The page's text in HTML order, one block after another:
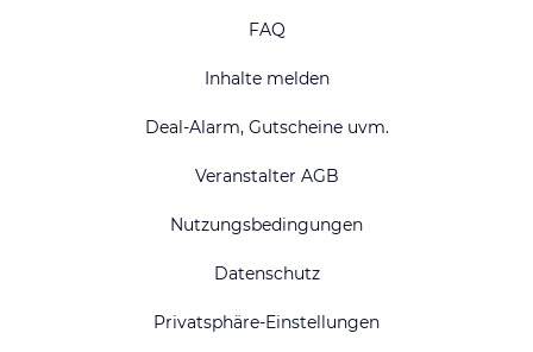
FAQ
Inhalte melden
Deal-Alarm, Gutscheine uvm.
Veranstalter AGB
Nutzungsbedingungen
Datenschutz
Privatsphäre-Einstellungen